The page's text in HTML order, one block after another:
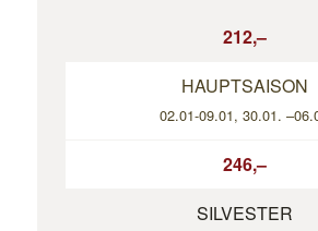
212,–
HAUPTSAISON
02.01-09.01, 30.01.
246,–
SILVESTER